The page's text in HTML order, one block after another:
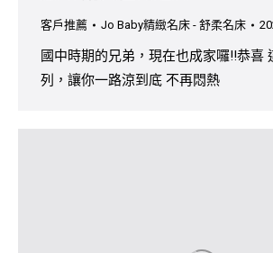
客戶推薦 Jo Baby精緻名床 - 舒柔名床
國中時期的兄弟，現在也成家囉!!恭喜
列，讓你一路涼到底 不再悶熱